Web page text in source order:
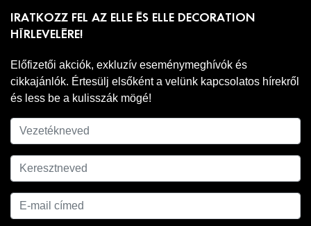
IRATKOZZ FEL AZ ELLE ÉS ELLE DECORATION
HÍRLEVELÉRE!
Előfizetői akciók, exkluzív eseménymeghívók és
cikkajánlók. Értesülj elsőként a velünk kapcsolatos hírekről
és less be a kulisszák mögé!